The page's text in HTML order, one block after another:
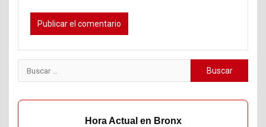
Buscar:
Hora Actual en Bronx